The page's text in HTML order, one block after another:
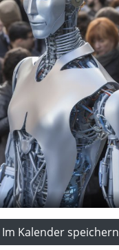
Im Kalender speichern